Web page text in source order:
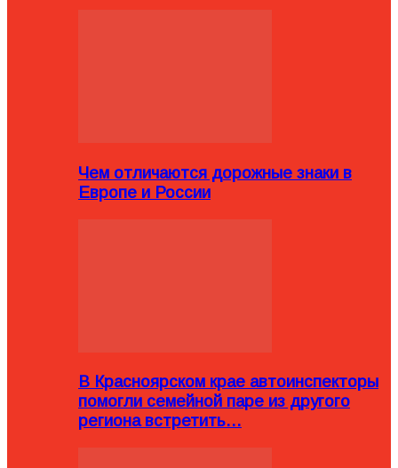
Чем отличаются дорожные знаки в
Европе и России
В Красноярском крае автоинспекторы
помогли семейной паре из другого
региона встретить…